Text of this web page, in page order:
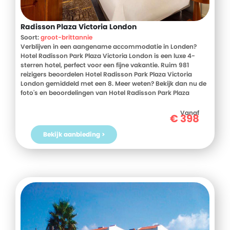
Radisson Plaza Victoria London
Soort:groot-brittannie
Verblijven in een aangename accommodatie in Londen?
Hotel Radisson Park Plaza Victoria London is een luxe 4-
sterren hotel, perfect voor een fijne vakantie. Ruim 981
reizigers beoordelen Hotel Radisson Park Plaza Victoria
London gemiddeld met een 8. Meer weten? Bekijk dan nu de
foto's en beoordelingen van Hotel Radisson Park Plaza
heerlijke vakantie in Groot-Brittannie? Boek jouw vakantie
naar Hotel Radisson Park Plaza Victoria London vandaag
nog!
Vanaf
€398
Bekijk aanbieding >